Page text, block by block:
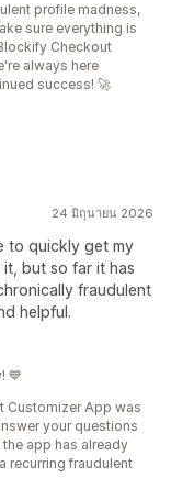
profile madness,
sure everything is
Checkout
always here
success! 🚀
24 มิถุนายน 2026
to quickly get my
it, but so far it has
fraudulent
helpful.
💙
Customizer App was
your questions
app has already
recurring fraudulent